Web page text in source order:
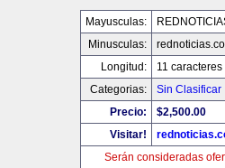
Mayusculas:
Minusculas:
Longitud:
11 caracteres
Categorias:
Sin Clasificar
Precio:
$2,500.00
Visitar!
Serán consideradas